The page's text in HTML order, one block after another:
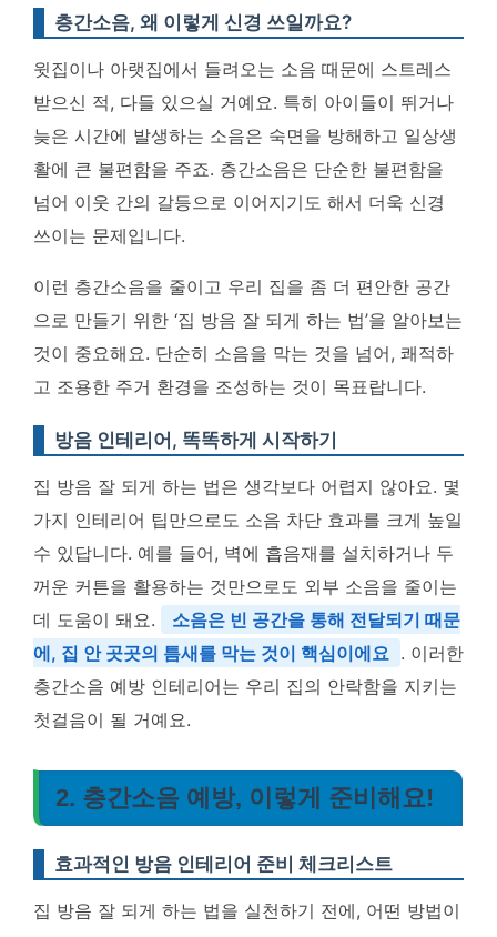
층간소음, 왜 이렇게 신경 쓰일까요?
윗집이나 아랫집에서 들려오는 소음 때문에 스트레스
받으신 적, 다들 있으실 거예요. 특히 아이들이 뛰거나
늦은 시간에 발생하는 소음은 숙면을 방해하고 일상생
활에 큰 불편함을 주죠. 층간소음은 단순한 불편함을
넘어 이웃 간의 갈등으로 이어지기도 해서 더욱 신경
쓰이는 문제입니다.
이런 층간소음을 줄이고 우리 집을 좀 더 편안한 공간
으로 만들기 위한 ‘집 방음 잘 되게 하는 법’을 알아보는
것이 중요해요. 단순히 소음을 막는 것을 넘어, 쾌적하
고 조용한 주거 환경을 조성하는 것이 목표랍니다.
방음 인테리어, 똑똑하게 시작하기
집 방음 잘 되게 하는 법은 생각보다 어렵지 않아요. 몇
가지 인테리어 팁만으로도 소음 차단 효과를 크게 높일
수 있답니다. 예를 들어, 벽에 흡음재를 설치하거나 두
꺼운 커튼을 활용하는 것만으로도 외부 소음을 줄이는
데 도움이 돼요.
소음은 빈 공간을 통해 전달되기 때문
에, 집 안 곳곳의 틈새를 막는 것이 핵심이에요
. 이러한
층간소음 예방 인테리어는 우리 집의 안락함을 지키는
첫걸음이 될 거예요.
2. 층간소음 예방, 이렇게 준비해요!
효과적인 방음 인테리어 준비 체크리스트
집 방음 잘 되게 하는 법을 실천하기 전에, 어떤 방법이